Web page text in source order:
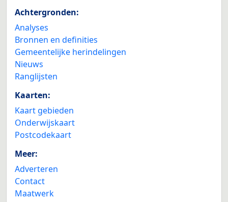
Achtergronden:
Analyses
Bronnen en definities
Gemeentelijke herindelingen
Nieuws
Ranglijsten
Kaarten:
Kaart gebieden
Onderwijskaart
Postcodekaart
Meer:
Adverteren
Contact
Maatwerk